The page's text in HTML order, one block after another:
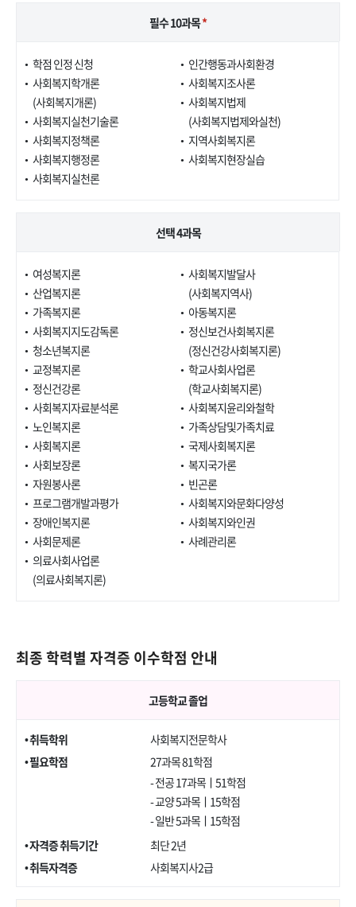
필수 10과목*
학점 인정 신청
사회복지학개론
(사회복지개론)
사회복지실천기술론
사회복지정책론
사회복지행정론
사회복지실천론
인간행동과사회환경
사회복지조사론
사회복지법제
(사회복지법제와실천)
지역사회복지론
사회복지현장실습
선택 4과목
여성복지론
산업복지론
가족복지론
사회복지지도감독론
청소년복지론
교정복지론
정신건강론
사회복지자료분석론
노인복지론
사회복지론
사회보장론
자원봉사론
프로그램개발과평가
장애인복지론
사회문제론
의료사회사업론
(의료사회복지론)
사회복지발달사
(사회복지역사)
아동복지론
정신보건사회복지론
(정신건강사회복지론)
학교사회사업론
(학교사회복지론)
사회복지윤리와철학
가족상담및가족치료
국제사회복지론
복지국가론
빈곤론
사회복지와문화다양성
사회복지와인권
사례관리론
최종 학력별 자격증 이수학점 안내
고등학교 졸업
• 취득학위
사회복지전문학사
• 필요학점
27과목 81학점
- 전공 17과목ㅣ51학점
- 교양 5과목ㅣ15학점
- 일반 5과목ㅣ15학점
• 자격증 취득기간
최단 2년
• 취득자격증
사회복지사2급